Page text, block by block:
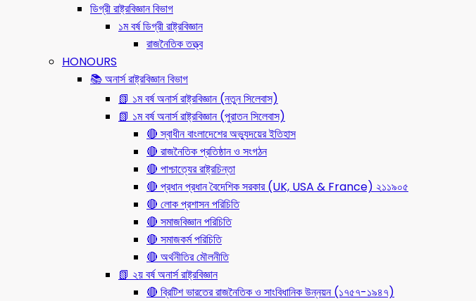
ডিগ্রী রাষ্ট্রবিজ্ঞান বিভাগ
১ম বর্ষ ডিগ্রী রাষ্ট্রবিজ্ঞান
রাজনৈতিক তত্ত্ব
HONOURS
📚 অনার্স রাষ্ট্রবিজ্ঞান বিভাগ
📗 ১ম বর্ষ অনার্স রাষ্ট্রবিজ্ঞান (নতুন সিলেবাস)
📗 ১ম বর্ষ অনার্স রাষ্ট্রবিজ্ঞান (পুরাতন সিলেবাস)
🔴 স্বাধীন বাংলাদেশের অভ্যুদয়ের ইতিহাস
🔴 রাজনৈতিক প্রতিষ্ঠান ও সংগঠন
🔴 পাশ্চাত্যের রাষ্ট্রচিন্তা
🔴 প্রধান প্রধান বৈদেশিক সরকার (UK, USA & France) ২১১৯০৫
🔴 লোক প্রশাসন পরিচিতি
🔴 সমাজবিজ্ঞান পরিচিতি
🔴 সমাজকর্ম পরিচিতি
🔴 অর্থনীতির মৌলনীতি
📗 ২য় বর্ষ অনার্স রাষ্ট্রবিজ্ঞান
🔴 ব্রিটিশ ভারতের রাজনৈতিক ও সাংবিধানিক উন্নয়ন (১৭৫৭-১৯৪৭)